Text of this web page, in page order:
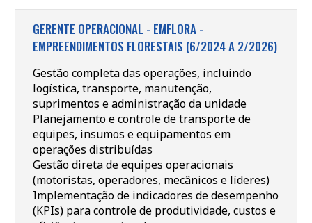
GERENTE OPERACIONAL - EMFLORA -
EMPREENDIMENTOS FLORESTAIS (6/2024 A 2/2026)
Gestão completa das operações, incluindo
logística, transporte, manutenção,
suprimentos e administração da unidade
Planejamento e controle de transporte de
equipes, insumos e equipamentos em
operações distribuídas
Gestão direta de equipes operacionais
(motoristas, operadores, mecânicos e líderes)
Implementação de indicadores de desempenho
(KPIs) para controle de produtividade, custos e